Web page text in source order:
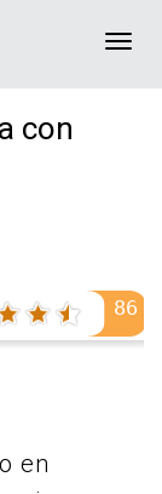
con
86
en